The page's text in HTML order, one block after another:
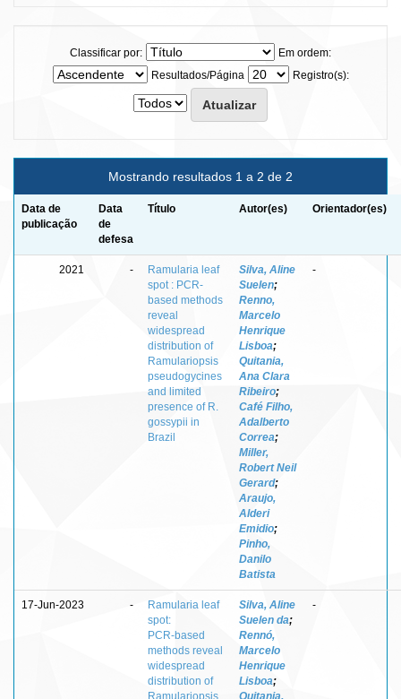
Classificar por:
Em ordem:
Resultados/Página
Registro(s):
Mostrando resultados 1 a 2 de 2
Data de
publicação
Data
de
defesa
Título Autor(es) Orientador(es)
2021 -
Ramularia leaf
spot : PCR-
based methods
reveal
widespread
distribution of
Ramulariopsis
pseudogycines
and limited
presence of R.
gossypii in
Brazil
Silva, Aline
Suelen;
Renno,
Marcelo
Henrique
Lisboa;
Quitania,
Ana Clara
Ribeiro;
Café Filho,
Adalberto
Correa;
Miller,
Robert Neil
Gerard;
Araujo,
Alderi
Emidio;
Pinho,
Danilo
Batista
-
17-Jun-2023 -
Ramularia leaf
spot:
PCR‑based
methods reveal
widespread
distribution of
Ramulariopsis
Silva, Aline
Suelen da;
Rennó,
Marcelo
Henrique
Lisboa;
Quitania,
-